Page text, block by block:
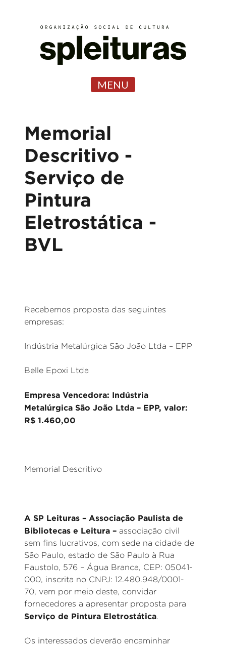
MENU
Memorial
Descritivo -
Serviço de
Pintura
Eletrostática -
BVL
Recebemos proposta das seguintes
empresas:
Indústria Metalúrgica São João Ltda – EPP
Belle Epoxi Ltda
Empresa Vencedora: Indústria
Metalúrgica São João Ltda – EPP, valor:
R$ 1.460,00
Memorial Descritivo
A SP Leituras – Associação Paulista de
Bibliotecas e Leitura – associação civil
sem fins lucrativos, com sede na cidade de
São Paulo, estado de São Paulo à Rua
Faustolo, 576 – Água Branca, CEP: 05041-
000, inscrita no CNPJ: 12.480.948/0001-
70, vem por meio deste, convidar
fornecedores a apresentar proposta para
Serviço de Pintura Eletrostática.
Os interessados deverão encaminhar